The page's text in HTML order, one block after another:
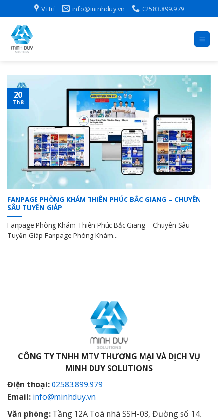
to
content
Vị trí info@minhduy.vn 02583.899.979
FANPAGE PHÒNG KHÁM THIÊN PHÚC BẮC GIANG – CHUYÊN
SÂU TUYẾN GIÁP
Fanpage Phòng Khám Thiên Phúc Bắc Giang – Chuyên Sâu
Tuyến Giáp Fanpage Phòng Khám...
20
Th8
CÔNG TY TNHH MTV THƯƠNG MẠI VÀ DỊCH VỤ
MINH DUY SOLUTIONS
Điện thoại:02583.899.979
Email: info@minhduy.vn
Văn phòng: Tầng 12A Toà nhà SSH-08, Đường số 14,